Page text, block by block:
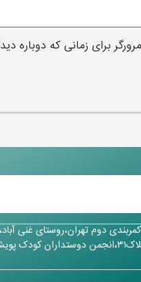
برای زمانی که دوباره
دوم تهران،روستای غنی
پویش